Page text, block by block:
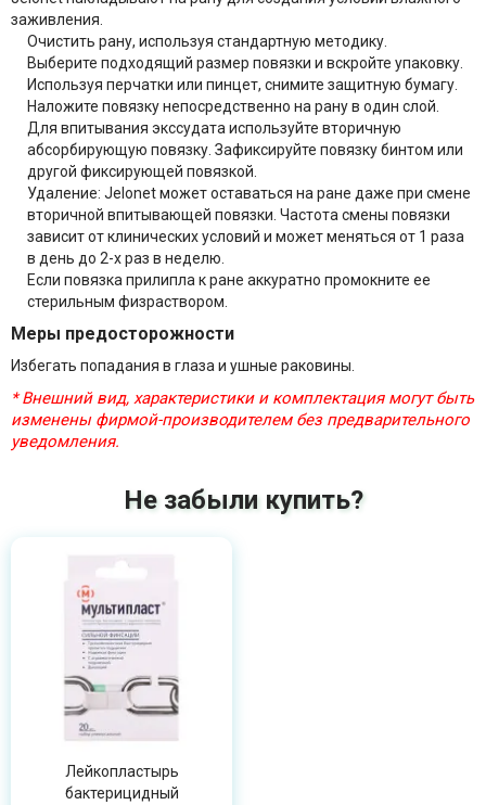
заживления.
Очистить рану, используя стандартную методику.
Выберите подходящий размер повязки и вскройте упаковку.
Используя перчатки или пинцет, снимите защитную бумагу.
Наложите повязку непосредственно на рану в один слой.
Для впитывания экссудата используйте вторичную
абсорбирующую повязку. Зафиксируйте повязку бинтом или
другой фиксирующей повязкой.
Удаление: Jelonet может оставаться на ране даже при смене
вторичной впитывающей повязки. Частота смены повязки
зависит от клинических условий и может меняться от 1 раза
в день до 2-х раз в неделю.
Если повязка прилипла к ране аккуратно промокните ее
стерильным физраствором.
Меры предосторожности
Избегать попадания в глаза и ушные раковины.
* Внешний вид, характеристики и комплектация могут быть
изменены фирмой-производителем без предварительного
уведомления.
Не забыли купить?
Лейкопластырь
бактерицидный